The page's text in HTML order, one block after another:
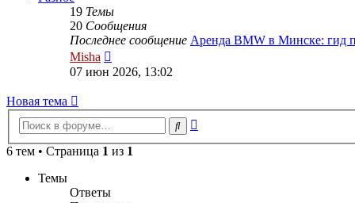
19 Темы
20 Сообщения
Последнее сообщение Аренда BMW в Минске: гид
Misha
к
последнему
07 июн 2026, 13:02
Новая тема
Поиск
6 тем • Страница 1 из 1
Темы
Ответы